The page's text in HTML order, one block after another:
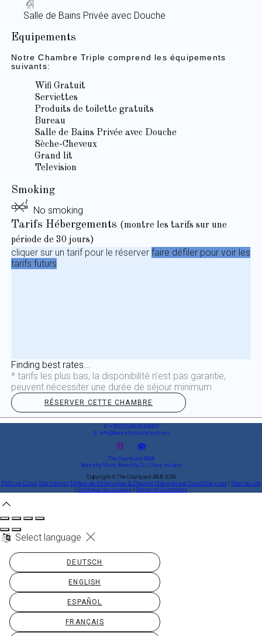
Salle de Bains Privée avec Douche
Equipements
Notre Chambre Triple comprend les équipements
suivants:
Wifi Gratuit
Serviettes
Produits de toilette gratuits
Bureau
Salle de Bains Privée avec Douche
Sèche-Cheveux
Grand lit
Television
Smoking
No smoking
Tarifs Hébergements (montre les tarifs sur une
période de 30 jours)
cliquer sur un tarif pour le réserver faire défiler pour voir les
tarifs futurs
Finding best rates...
* tarifs les plus bas, la disponibilité n'est pas garantie,
peuvent nécessiter une durée de séjour minimum
RÉSERVER CETTE CHAMBRE
P: +353 (0) 86 603 8497
E: info@bunrattycourtyard.com
The Courtyard B&B
Bunratty West, Bunratty, Co. Clare, Ireland
Copyright ©The Courtyard B&B 2026
PMS sur Cloud, Site Internet, Moteur de Réservation & Channel Manager par GuestDiary.com | Plan du site
| Politique des cookies | Termes et Conditions
Select language
DEUTSCH
ENGLISH
ESPAÑOL
FRANÇAIS